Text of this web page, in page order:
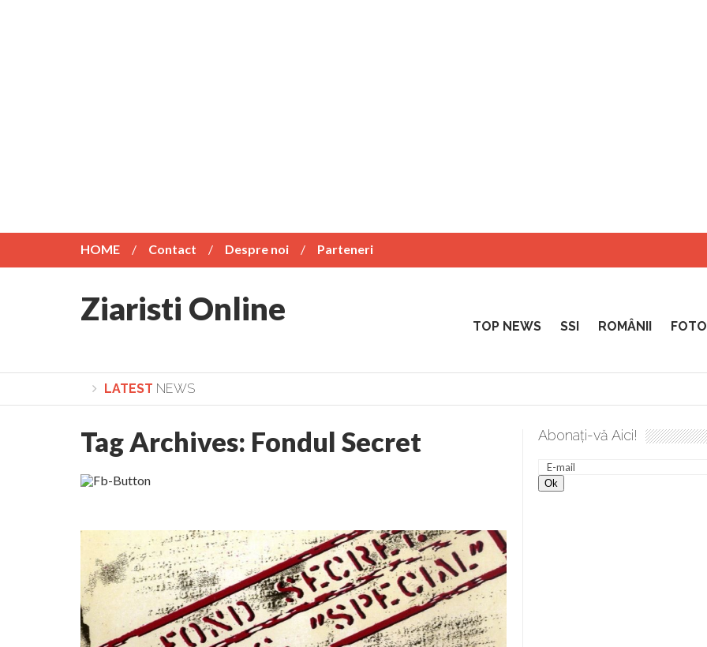
HOME Contact Despre noi Parteneri
Ziaristi Online TOP NEWS SSI ROMÂNII
LATEST NEWS
Lepădarea de sine și urmarea lui Hristos. Calea spre desăvârșire. Gând de duminică de Elena Solunca Moise
Tag Archives: Fondul Secret Abonați-vă Aici!